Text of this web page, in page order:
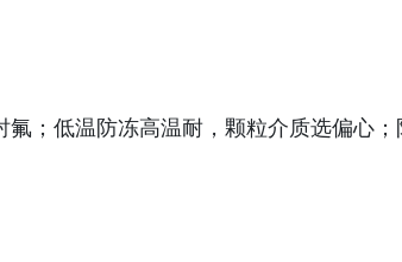
；低温防冻高温耐，颗粒介质选偏心